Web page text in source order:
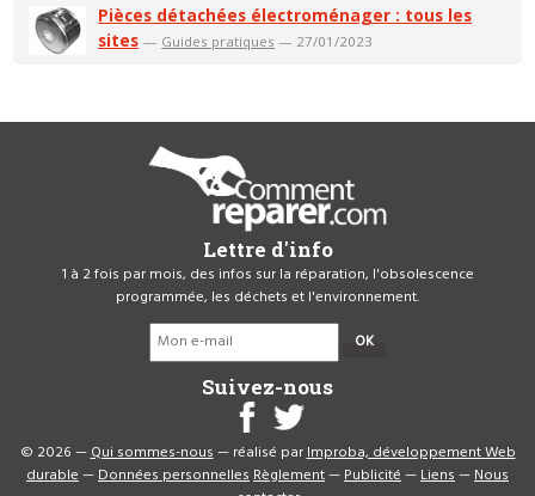
Pièces détachées électroménager : tous les
sites — Guides pratiques — 27/01/2023
Lettre d'info
1 à 2 fois par mois, des infos sur la réparation, l'obsolescence
programmée, les déchets et l'environnement.
OK
Suivez-nous
© 2026 —Qui sommes-nous— réalisé parImproba, développement Web
durable—Données personnellesRèglement—Publicité—Liens—Nous